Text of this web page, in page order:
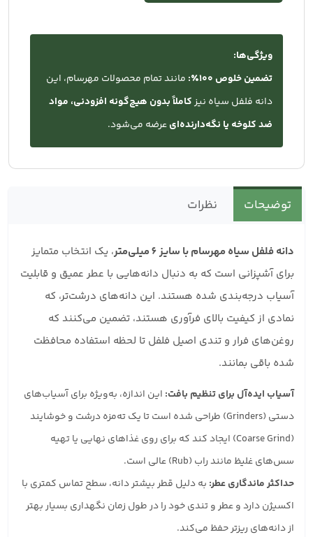
ویژگی‌ها:
تضمین خلوص ۱۰۰٪:
مانند تمام محصولات مهرسام، این
دانه فلفل سیاه نیزکاملاً بدون هیچ‌گونه افزودنی، مواد
ضد کلوخه یا نگه‌دارنده‌ایعرضه می‌شود.
توضیحات نظرات
دانه فلفل سیاه مهرسام با سایز 6 میلی‌متر
، یک انتخاب متمایز
برای آشپزانی است که به دنبال دانه‌هایی با عطر عمیق و قابلیت
آسیاب درجه‌بندی شده هستند. این دانه‌های درشت‌تر، که
نمادی از کیفیت بالای فرآوری هستند، تضمین می‌کنند که
روغن‌های فرار و تندی اصیل فلفل تا لحظه استفاده محافظت
شده باقی بمانند.
آسیاب ایده‌آل برای تنظیم بافت: این اندازه، به‌ویژه برای آسیاب‌های
دستی (Grinders) طراحی شده است تا یک ته‌مزه درشت و خوشایند
(Coarse Grind) ایجاد کند که برای روی غذاهای نهایی یا تهیه
سس‌های غلیظ مانند راب (Rub) عالی است.
حداکثر ماندگاری عطر: به دلیل قطر بیشتر دانه، سطح تماس کمتری با
اکسیژن دارد و عطر و تندی خود را در طول زمان نگهداری بسیار بهتر
از دانه‌های ریزتر حفظ می‌کند.